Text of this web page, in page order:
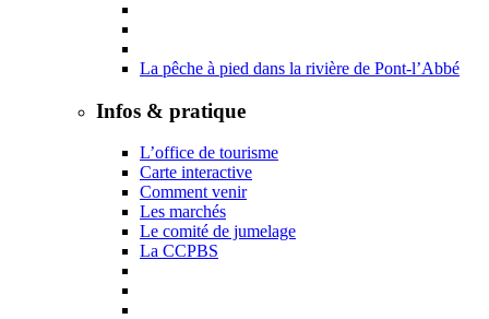
La pêche à pied dans la rivière de Pont-l’Abbé
Infos & pratique
L’office de tourisme
Carte interactive
Comment venir
Les marchés
Le comité de jumelage
La CCPBS